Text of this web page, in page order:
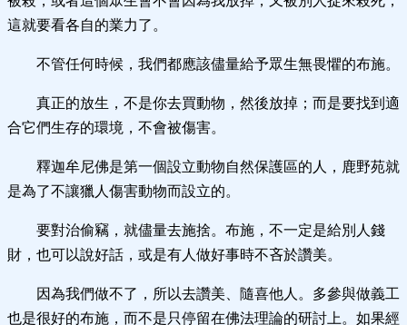
這就要看各自的業力了。
不管任何時候，我們都應該儘量給予眾生無畏懼的布施。
真正的放生，不是你去買動物，然後放掉；而是要找到適
合它們生存的環境，不會被傷害。
釋迦牟尼佛是第一個設立動物自然保護區的人，鹿野苑就
是為了不讓獵人傷害動物而設立的。
要對治偷竊，就儘量去施捨。布施，不一定是給別人錢
財，也可以說好話，或是有人做好事時不吝於讚美。
因為我們做不了，所以去讚美、隨喜他人。多參與做義工
也是很好的布施，而不是只停留在佛法理論的研討上。如果經